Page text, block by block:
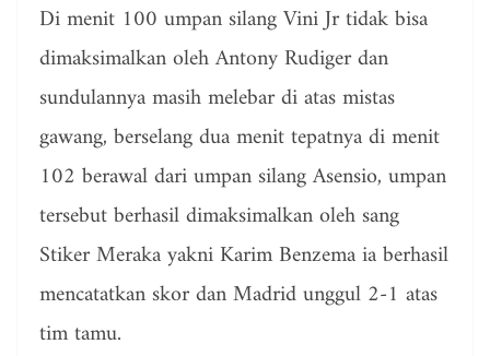
Di menit 100 umpan silang Vini Jr tidak bisa
dimaksimalkan oleh Antony Rudiger dan
sundulannya masih melebar di atas mistas
gawang, berselang dua menit tepatnya di menit
102 berawal dari umpan silang Asensio, umpan
tersebut berhasil dimaksimalkan oleh sang
Stiker Meraka yakni Karim Benzema ia berhasil
mencatatkan skor dan Madrid unggul 2-1 atas
tim tamu.